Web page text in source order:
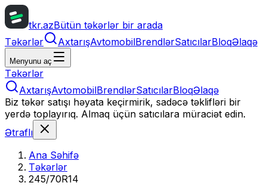
tkr.azBütün təkərlər bir arada
Təkərlər
AxtarışAvtomobilBrendlərSatıcılarBloqƏlaqə
Menyunu aç
Təkərlər
AxtarışAvtomobilBrendlərSatıcılarBloqƏlaqə
Biz təkər satışı həyata keçirmirik, sadəcə təklifləri bir
yerdə toplayırıq. Almaq üçün satıcılara müraciət edin.
Ətraflı
Ana Səhifə
Təkərlər
245/70R14